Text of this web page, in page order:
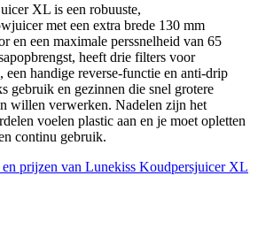
XL is een robuuste,
met een extra brede 130 mm
en een maximale perssnelheid van 65
heeft drie filters voor
een handige reverse-functie en anti-drip
gebruik en gezinnen die snel grotere
willen verwerken. Nadelen zijn het
voelen plastic aan en je moet opletten
continu gebruik.
prijzen van Lunekiss Koudpersjuicer XL